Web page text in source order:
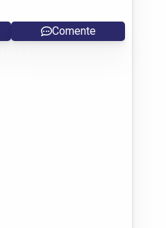
Comente